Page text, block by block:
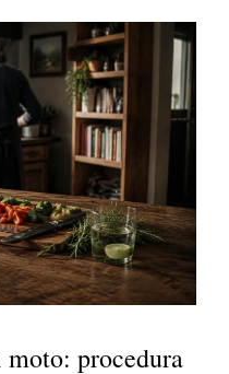
moto: procedura